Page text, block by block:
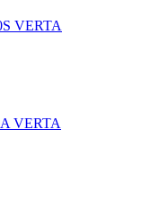
VERTA
VERTA